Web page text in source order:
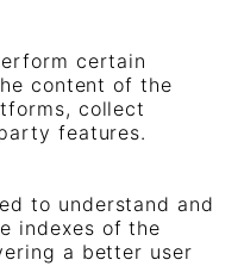
certain
content of the
collect
features.
to understand and
indexes of the
a better user